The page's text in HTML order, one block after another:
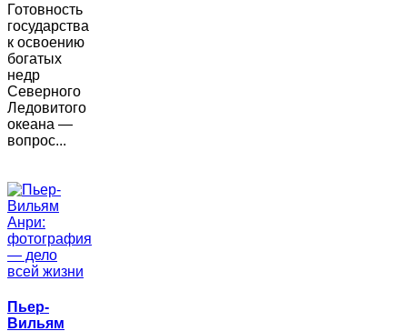
Готовность
государства
к освоению
богатых
недр
Северного
Ледовитого
океана —
вопрос...
Пьер-
Вильям